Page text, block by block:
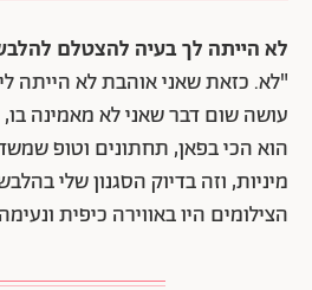
לא הייתה לך בעיה להצטלם
"לא. כזאת שאני אוהבת לא הייתה
עושה שום דבר שאני לא מאמינה בו,
הוא הכי בפאן, תחתונים וטופ
מיניות, וזה בדיוק הסגנון שלי
הצילומים היו באווירה כיפית